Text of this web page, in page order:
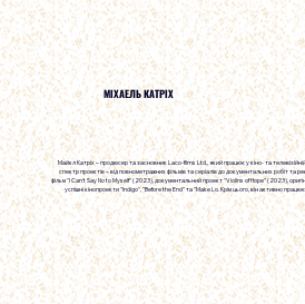
МІХАЕЛЬ КАТРІХ
Майкл Катріх – продюсер та засновник Laco-films Ltd., який працює у кіно- та
спектр проектів – від повнометражних фільмів та серіалів до документальних робіт та
фільм "I Can't Say No to Myself" (2023), документальний проект "Violins of Hope" (2023),
успішні кінопроекти "Indigo", "Before the End" та "Make Lo. Крім цього, він активно